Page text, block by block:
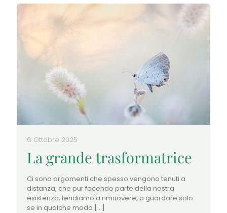
6 Ottobre 2025
La grande trasformatrice
Ci sono argomenti che spesso vengono tenuti a
distanza, che pur facendo parte della nostra
esistenza, tendiamo a rimuovere, a guardare solo
se in qualche modo […]